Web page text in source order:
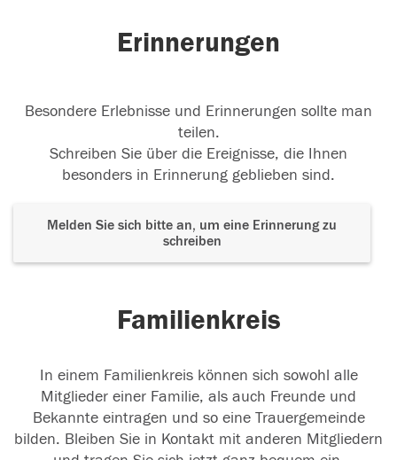
Erinnerungen
Besondere Erlebnisse und Erinnerungen sollte man
teilen.
Schreiben Sie über die Ereignisse, die Ihnen
besonders in Erinnerung geblieben sind.
Melden Sie sich bitte an, um eine Erinnerung zu
schreiben
Familienkreis
In einem Familienkreis können sich sowohl alle
Mitglieder einer Familie, als auch Freunde und
Bekannte eintragen und so eine Trauergemeinde
bilden. Bleiben Sie in Kontakt mit anderen Mitgliedern